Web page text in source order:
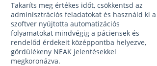
Takaríts meg értékes időt, csökkentsd az
adminisztrációs feladatokat és használd ki a
szoftver nyújtotta automatizációs
folyamatokat mindvégig a páciensek és
rendelőd érdekeit középpontba helyezve,
gördülékeny NEAK jelentésekkel
megkoronázva.